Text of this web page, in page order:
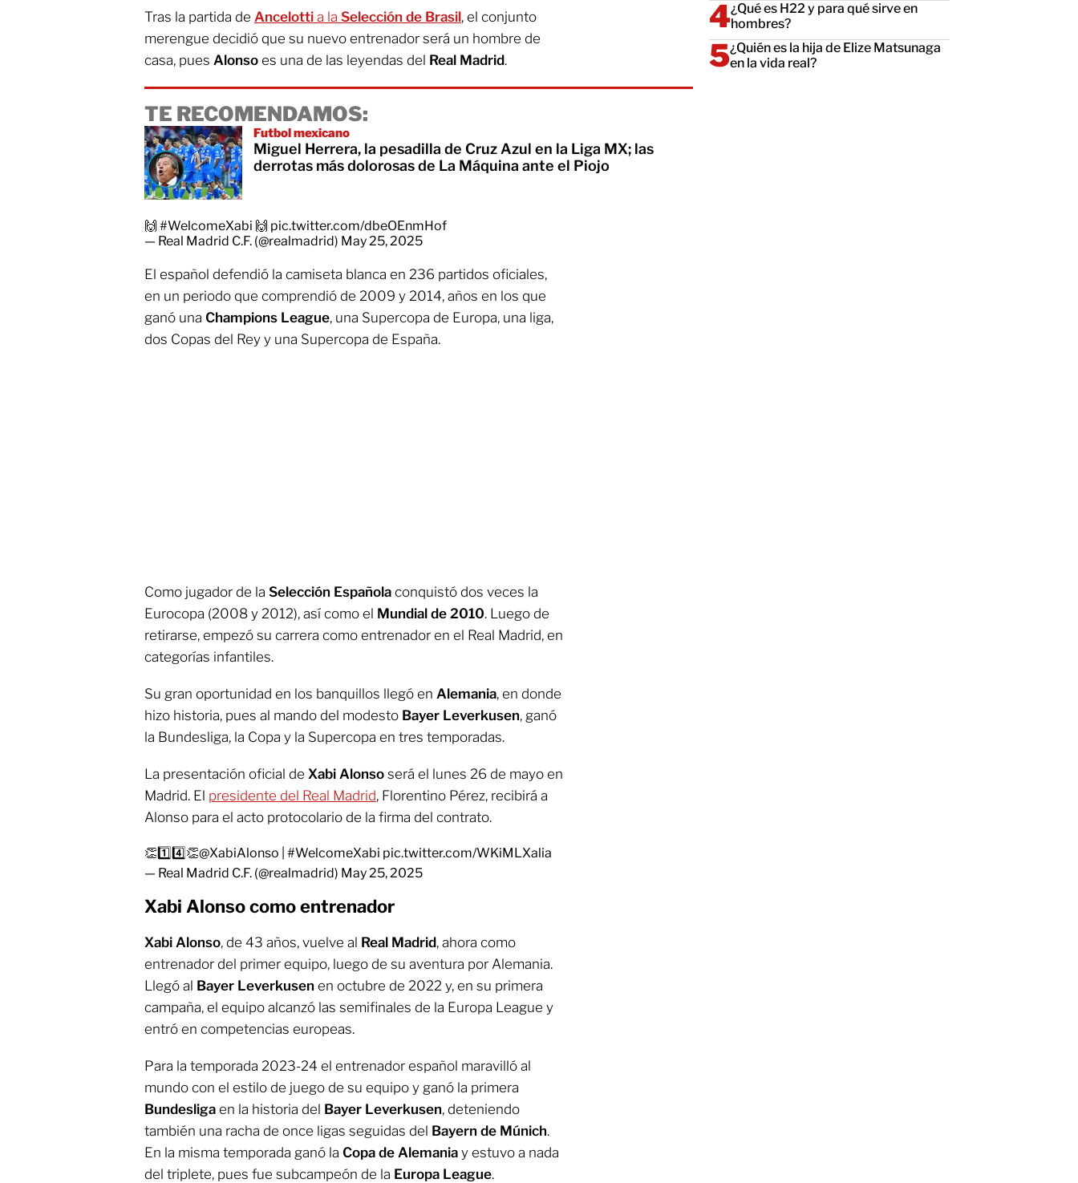
Tras la partida de Ancelotti a la Selección de Brasil, el conjunto
merengue decidió que su nuevo entrenador será un hombre de
casa, pues Alonso es una de las leyendas del Real Madrid.
TE RECOMENDAMOS:
Futbol mexicano
Miguel Herrera, la pesadilla de Cruz Azul en la Liga MX; las
derrotas más dolorosas de La Máquina ante el Piojo
🙌 #WelcomeXabi 🙌 pic.twitter.com/dbeOEnmHof
— Real Madrid C.F. (@realmadrid) May 25, 2025
El español defendió la camiseta blanca en 236 partidos oficiales,
en un periodo que comprendió de 2009 y 2014, años en los que
ganó una Champions League, una Supercopa de Europa, una liga,
dos Copas del Rey y una Supercopa de España.
Como jugador de la Selección Española conquistó dos veces la
Eurocopa (2008 y 2012), así como el Mundial de 2010. Luego de
retirarse, empezó su carrera como entrenador en el Real Madrid, en
categorías infantiles.
Su gran oportunidad en los banquillos llegó en Alemania, en donde
hizo historia, pues al mando del modesto Bayer Leverkusen, ganó
la Bundesliga, la Copa y la Supercopa en tres temporadas.
La presentación oficial de Xabi Alonso será el lunes 26 de mayo en
Madrid. El presidente del Real Madrid, Florentino Pérez, recibirá a
Alonso para el acto protocolario de la firma del contrato.
👏1️⃣4️⃣👏@XabiAlonso #WelcomeXabi pic.twitter.com/WKiMLXalia
— Real Madrid C.F. (@realmadrid) May 25, 2025
Xabi Alonso como entrenador
Xabi Alonso, de 43 años, vuelve al Real Madrid, ahora como
entrenador del primer equipo, luego de su aventura por Alemania.
Llegó al Bayer Leverkusen en octubre de 2022 y, en su primera
campaña, el equipo alcanzó las semifinales de la Europa League y
entró en competencias europeas.
Para la temporada 2023-24 el entrenador español maravilló al
mundo con el estilo de juego de su equipo y ganó la primera
Bundesliga en la historia del Bayer Leverkusen, deteniendo
también una racha de once ligas seguidas del Bayern de Múnich.
En la misma temporada ganó la Copa de Alemania y estuvo a nada
del triplete, pues fue subcampeón de la Europa League.
¿Qué es H22 y para qué sirve en
hombres?
¿Quién es la hija de Elize Matsunaga
en la vida real?